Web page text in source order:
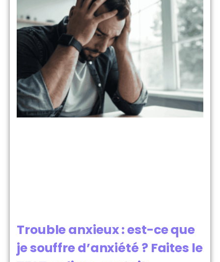
Trouble anxieux : est-ce que
je souffre d’anxiété ? Faites le